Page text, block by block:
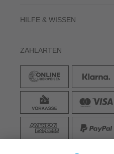
HILFE & WISSEN
ZAHLARTEN